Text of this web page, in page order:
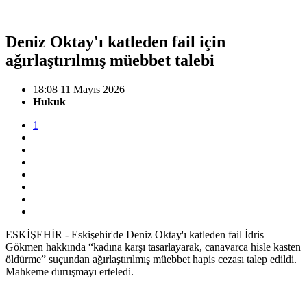
Deniz Oktay'ı katleden fail için
ağırlaştırılmış müebbet talebi
18:08 11 Mayıs 2026
Hukuk
1
|
ESKİŞEHİR - Eskişehir'de Deniz Oktay'ı katleden fail İdris
Gökmen hakkında “kadına karşı tasarlayarak, canavarca hisle kasten
öldürme” suçundan ağırlaştırılmış müebbet hapis cezası talep edildi.
Mahkeme duruşmayı erteledi.